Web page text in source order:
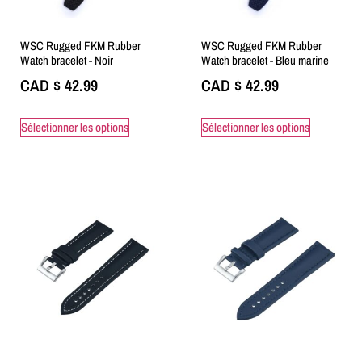
WSC Rugged FKM Rubber
Watch bracelet - Noir
CAD $42.99
Sélectionner les options
WSC Rugged FKM Rubber
Watch bracelet - Bleu marine
CAD $42.99
Sélectionner les options